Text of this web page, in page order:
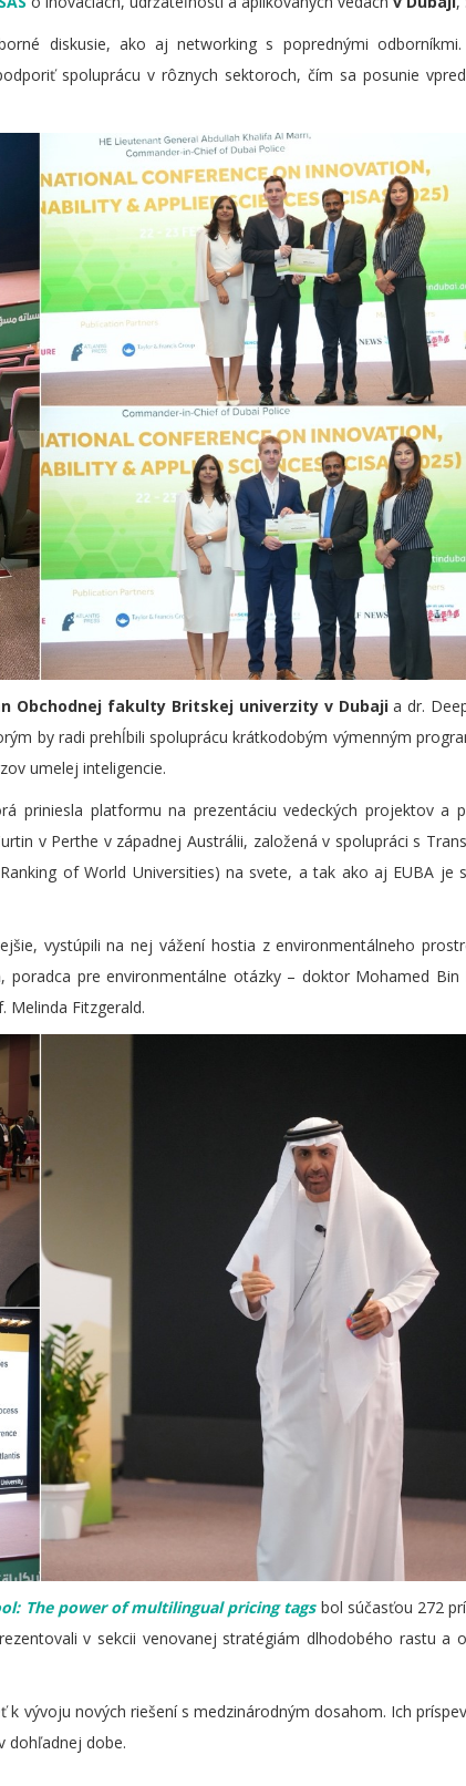
diskusie, ako aj networking s poprednými odborníkmi.
spoluprácu v rôznych sektoroch, čím sa posunie
Obchodnej fakulty Britskej univerzity v Dubajia dr.
by radi prehĺbili spoluprácu krátkodobým výmenným
umelej inteligencie.
priniesla platformu na prezentáciu vedeckých projektov a
v Perthe v západnej Austrálii, založená v spolupráci s
of World Universities) na svete, a tak ako aj EUBA je
vystúpili na nej vážení hostia z environmentálneho
, poradca pre environmentálne otázky – doktor Mohamed Bin
Melinda Fitzgerald.
The power of multilingual pricing tagsbol súčasťou 272
v sekcii venovanej stratégiám dlhodobého rastu a
vývoju nových riešení s medzinárodným dosahom. Ich
dohľadnej dobe.